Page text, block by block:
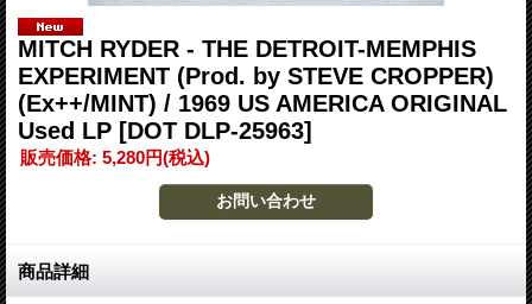
MITCH RYDER - THE DETROIT-MEMPHIS
EXPERIMENT (Prod. by STEVE CROPPER)
(Ex++/MINT) / 1969 US AMERICA ORIGINAL
Used LP [DOT DLP-25963]
販売価格: 5,280円(税込)
商品詳細